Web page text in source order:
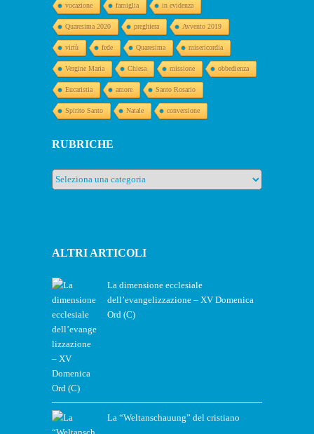
vocazione famiglia in evidenza
Quaresima 2020 preghiera Avvento 2019
virtù fede Quaresima misericordia
Vergine Maria Chiesa missione obbedienza
Eucaristia amore Santo Rosario
Spirito Santo Natale conversione
RUBRICHE
Rubriche
ALTRI ARTICOLI
La dimensione ecclesiale
dell’evangelizzazione – XV Domenica
Ord (C)
La “Weltanschauung” del cristiano